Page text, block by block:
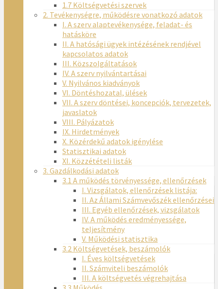
1.7 Költségvetési szervek
2. Tevékenységre, működésre vonatkozó adatok
I. A szerv alaptevékenysége, feladat- és
hatásköre
II. A hatósági ügyek intézésének rendjével
kapcsolatos adatok
III. Közszolgáltatások
IV. A szerv nyilvántartásai
V. Nyilvános kiadványok
VI. Döntéshozatal, ülések
VII. A szerv döntései, koncepciók, tervezetek,
javaslatok
VIII. Pályázatok
IX. Hirdetmények
X. Közérdekű adatok igénylése
Statisztikai adatok
XI. Közzétételi listák
3. Gazdálkodási adatok
3.1 A működés törvényessége, ellenőrzések
I. Vizsgálatok, ellenőrzések listája:
II. Az Állami Számvevőszék ellenőrzései
III. Egyéb ellenőrzések, vizsgálatok
IV. A működés eredményessége,
teljesítmény
V. Működési statisztika
3.2 Költségvetések, beszámolók
I. Éves költségvetések
II. Számviteli beszámolók
III. A költségvetés végrehajtása